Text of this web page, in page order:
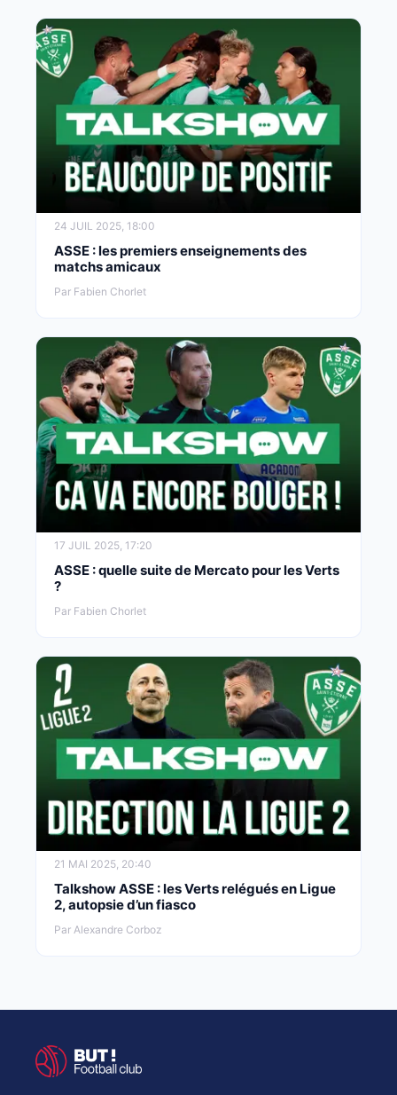
24 JUIL 2025, 18:00
ASSE : les premiers enseignements des
matchs amicaux
Par Fabien Chorlet
17 JUIL 2025, 17:20
ASSE : quelle suite de Mercato pour les Verts
?
Par Fabien Chorlet
21 MAI 2025, 20:40
Talkshow ASSE : les Verts relégués en Ligue
2, autopsie d’un fiasco
Par Alexandre Corboz